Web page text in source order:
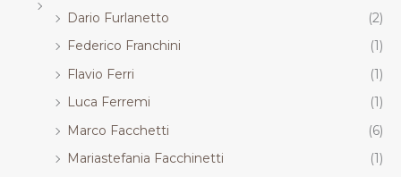
Dario Furlanetto
(2)
Federico Franchini
(1)
Flavio Ferri
(1)
Luca Ferremi
(1)
Marco Facchetti
(6)
Mariastefania Facchinetti
(1)